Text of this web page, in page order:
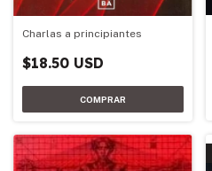
Charlas a principiantes
$18.50 USD